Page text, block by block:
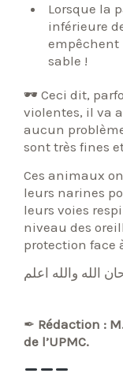
Lorsque la
inférieure
empêchent
sable !
🕶 Ceci dit,
violentes, il va
aucun
sont très fines
Ces animaux
leurs narines
leurs voies
niveau des
protection face
✒ Rédaction :
de l’UPMC.